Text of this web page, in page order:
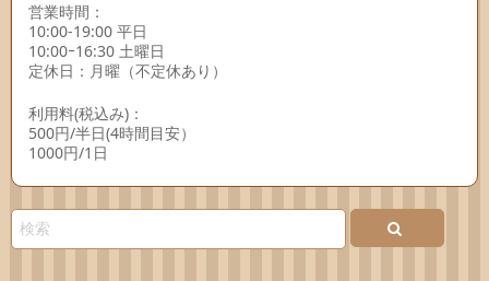
営業時間：
10:00-19:00 平日
10:00ｰ16:30 土曜日
定休日：月曜（不定休あり）
利用料(税込み)：
500円/半日(4時間目安）
1000円/1日